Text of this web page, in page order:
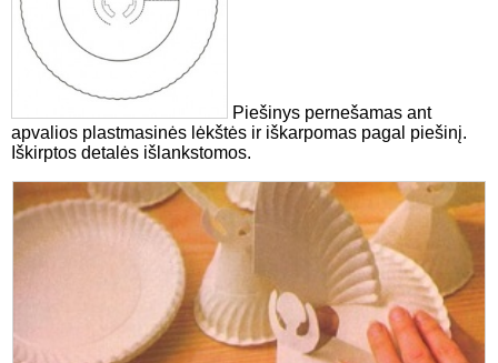
Piešinys pernešamas ant
apvalios plastmasinės lėkštės ir iškarpomas pagal piešinį.
Iškirptos detalės išlankstomos.